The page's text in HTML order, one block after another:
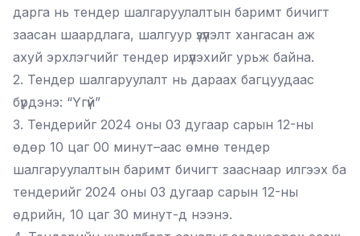
дарга нь тендер шалгаруулалтын баримт бичигт
заасан шаардлага, шалгуур үзүүлэлт хангасан аж
ахуй эрхлэгчийг тендер ирүүлэхийг урьж байна.
2. Тендер шалгаруулалт нь дараах багцуудаас
бүрдэнэ: “Үгүй”
3. Тендерийг 2024 оны 03 дугаар сарын 12-ны
өдөр 10 цаг 00 минут–аас өмнө тендер
шалгаруулалтын баримт бичигт зааснаар илгээх ба
тендерийг 2024 оны 03 дугаар сарын 12-ны
өдрийн, 10 цаг 30 минут-д нээнэ.